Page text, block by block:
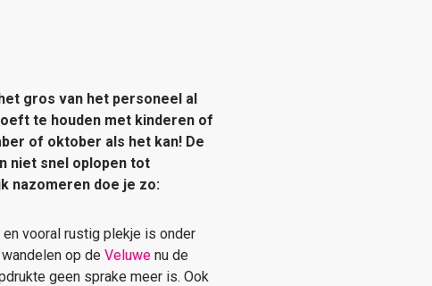
gros van het personeel al
te houden met kinderen of
of oktober als het kan! De
niet snel oplopen tot
nazomeren doe je zo:
vooral rustig plekje is onder
op de Veluwe nu de
geen sprake meer is. Ook